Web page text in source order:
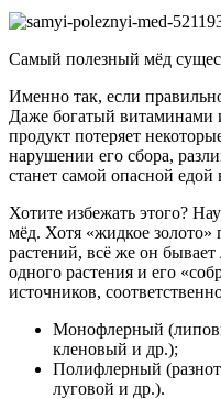
Самый полезный мёд
Именно так, если
Даже богатый витаминами
продукт потеряет
нарушении его сбора,
станет самой опасной едой
Хотите избежать этого?
мёд. Хотя «жидкое
растений, всё же он
одного растения и его
источников,
Монофлерный
кленовый и др.);
Полифлерный
луговой и др.).